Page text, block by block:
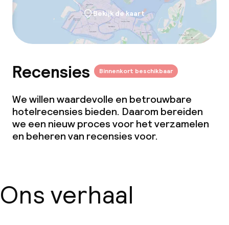
Bekijk de kaart
Recensies Binnenkort beschikbaar
We willen waardevolle en betrouwbare
hotelrecensies bieden. Daarom bereiden
we een nieuw proces voor het verzamelen
en beheren van recensies voor.
Ons verhaal